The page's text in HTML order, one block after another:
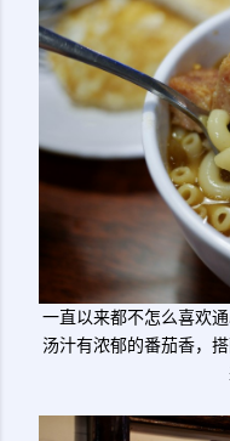
一直以来都不怎么喜欢
汤汁有浓郁的番茄香，